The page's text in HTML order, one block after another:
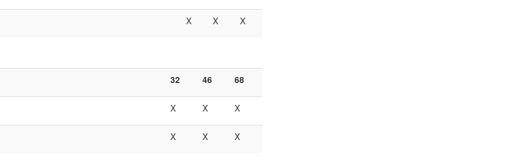
X X X
32 46 68
X X X
X X X